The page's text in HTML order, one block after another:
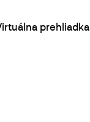
prehliadka